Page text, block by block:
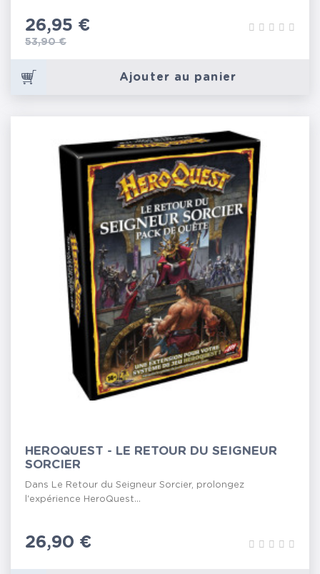
Prix
26,95 €
Prix de base
53,90 €
Ajouter au panier
HEROQUEST - LE RETOUR DU SEIGNEUR
SORCIER
Dans Le Retour du Seigneur Sorcier, prolongez
l'expérience HeroQuest...
Prix
26,90 €